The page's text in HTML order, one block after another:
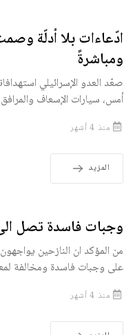
ادّعاءات بلا أدلّة
ومباشرةً
صعّد العدو الإسرائيلي
أمس، سيارات الإسعاف
منذ 4 أشهر
المزيد
وجبات فاسدة تصل الى
من المؤكد ان النازحين
على وجبات فاسدة ومخالفة
منذ 4 أشهر